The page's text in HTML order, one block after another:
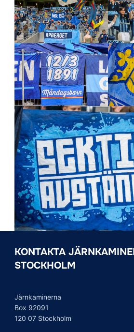
KONTAKTA
STOCKHOLM
Järnkaminerna
Box 92091
120 07 Stockholm